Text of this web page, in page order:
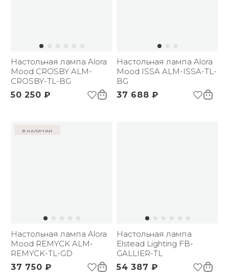
Настольная лампа Alora
Mood CROSBY ALM-
CROSBY-TL-BG
50 250 ₽
Настольная лампа Alora
Mood ISSA ALM-ISSA-TL-
BG
37 688 ₽
в наличии
Настольная лампа Alora
Mood REMYCK ALM-
REMYCK-TL-GD
37 750 ₽
Настольная лампа
Elstead Lighting FB-
GALLIER-TL
54 387 ₽